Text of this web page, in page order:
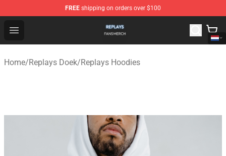
FREE shipping on orders over $100
Open menu
Replays Shop - Official Replays Merchandise Store
Home/Replays Doek/Replays Hoodies